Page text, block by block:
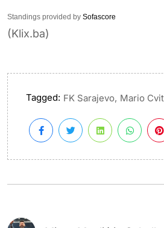
Standings provided by Sofascore
(Klix.ba)
Tagged: FK Sarajevo, Mario